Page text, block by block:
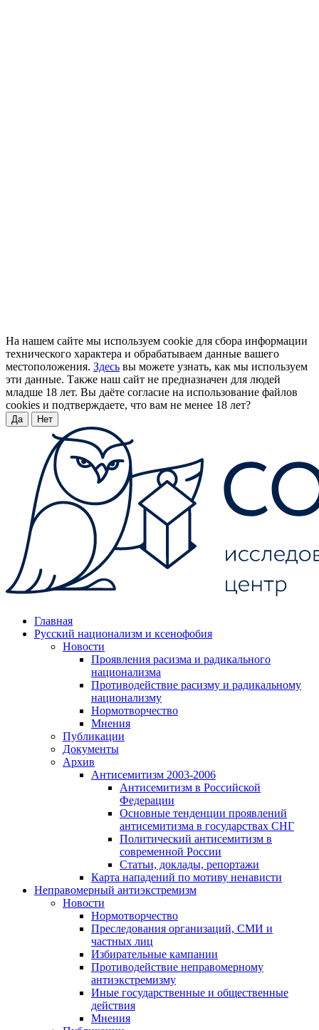
На нашем сайте мы используем cookie для сбора информации
технического характера и обрабатываем данные вашего
местоположения. Здесь вы можете узнать, как мы используем
эти данные. Также наш сайт не предназначен для людей
младше 18 лет. Вы даёте согласие на использование файлов
cookies и подтверждаете, что вам не менее 18 лет?
Да Нет
Главная
Русский национализм и ксенофобия
Новости
Проявления расизма и радикального
национализма
Противодействие расизму и радикальному
национализму
Нормотворчество
Мнения
Публикации
Документы
Архив
Антисемитизм 2003-2006
Антисемитизм в Российской
Федерации
Основные тенденции проявлений
антисемитизма в государствах СНГ
Политический антисемитизм в
современной России
Статьи, доклады, репортажи
Карта нападений по мотиву ненависти
Неправомерный антиэкстремизм
Новости
Нормотворчество
Преследования организаций, СМИ и
частных лиц
Избирательные кампании
Противодействие неправомерному
антиэкстремизму
Иные государственные и общественные
действия
Мнения